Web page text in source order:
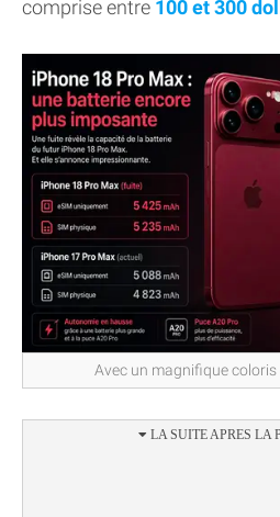
comprise entre 100 et 300
Avec un magnifique